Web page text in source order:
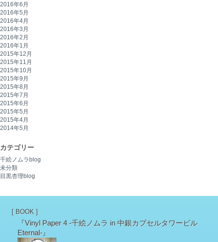
2016年6月
2016年5月
2016年4月
2016年3月
2016年2月
2016年1月
2015年12月
2015年11月
2015年10月
2015年9月
2015年8月
2015年7月
2015年6月
2015年5月
2015年4月
2014年5月
カテゴリー
千絵ノムラblog
未分類
目黒杏理blog
[ BOOK ]
『Vinyl Paper 4 -千絵ノムラ in 中銀カプセルタワービル
Eternal-』